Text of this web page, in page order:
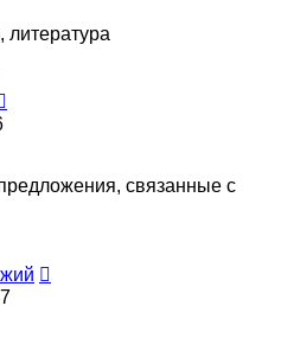
литература
связанные с